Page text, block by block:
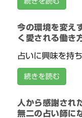
今の環境を変え
く愛される働き
占いに興味を持
続きを読む
人から感謝され
無二の占い師に